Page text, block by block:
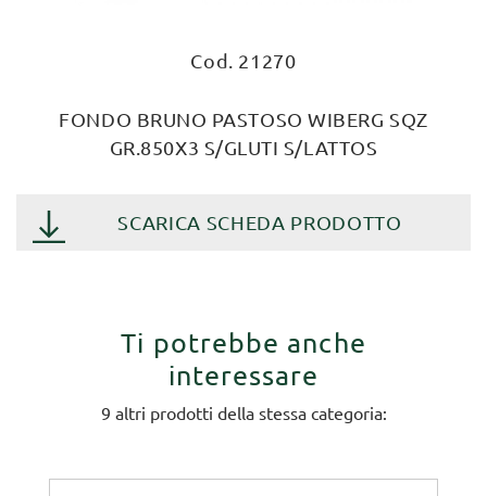
Cod. 21270
FONDO BRUNO PASTOSO WIBERG SQZ
GR.850X3 S/GLUTI S/LATTOS
SCARICA SCHEDA PRODOTTO
Ti potrebbe anche
interessare
9 altri prodotti della stessa categoria: